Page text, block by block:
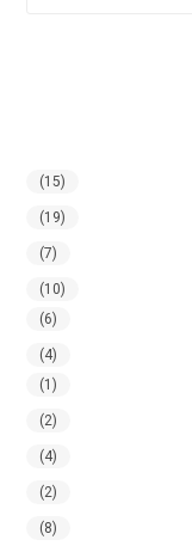
(15)
(19)
(7)
(10)
(6)
(4)
(1)
(2)
(4)
(2)
(8)